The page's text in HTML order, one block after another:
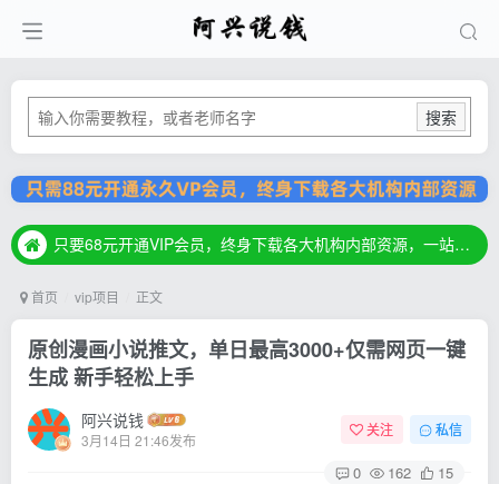
搜索
只要68元开通VIP会员，终身下载各大机构内部资源，一站式草根创业基地，最新最强网赚教程大全，小投入，大回报！
只要68元开通VIP会员，终身下载各大机构内部资源，一站式草根创业基地，最新最强网赚教程大全，小投入，大回报！
首页 vip项目 正文
原创漫画小说推文，单日最高3000+仅需网页一键
生成 新手轻松上手
阿兴说钱
3月14日 21:46发布
关注 私信
0 162 15